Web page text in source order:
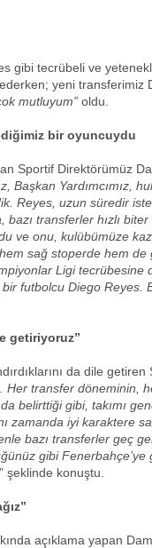
gibi tecrübeli ve
yeni transferimiz
mutluyum” oldu.
bir oyuncuydu
Sportif Direktörümüz
Başkan Yardımcımız,
Reyes, uzun süredir
transferler hızlı
ve onu, kulübümüze
sağ stoperde hem de
Ligi tecrübesine
futbolcu Diego Reyes.
getiriyoruz”
da dile
transfer döneminin,
belirttiği gibi, takımı
zamanda iyi karaktere
bazı transferler geç
gibi
” şeklinde konuştu.
açıklama yapan